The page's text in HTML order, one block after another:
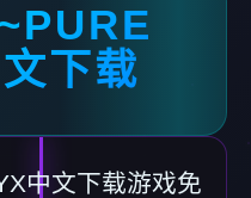
下载
中文下载游戏免